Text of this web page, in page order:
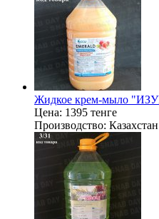
Жидкое крем-мыло
Цена: 1395 тенге
Производство: Казахстан